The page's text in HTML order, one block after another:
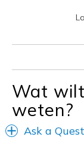
Wat
weten?
Ask a